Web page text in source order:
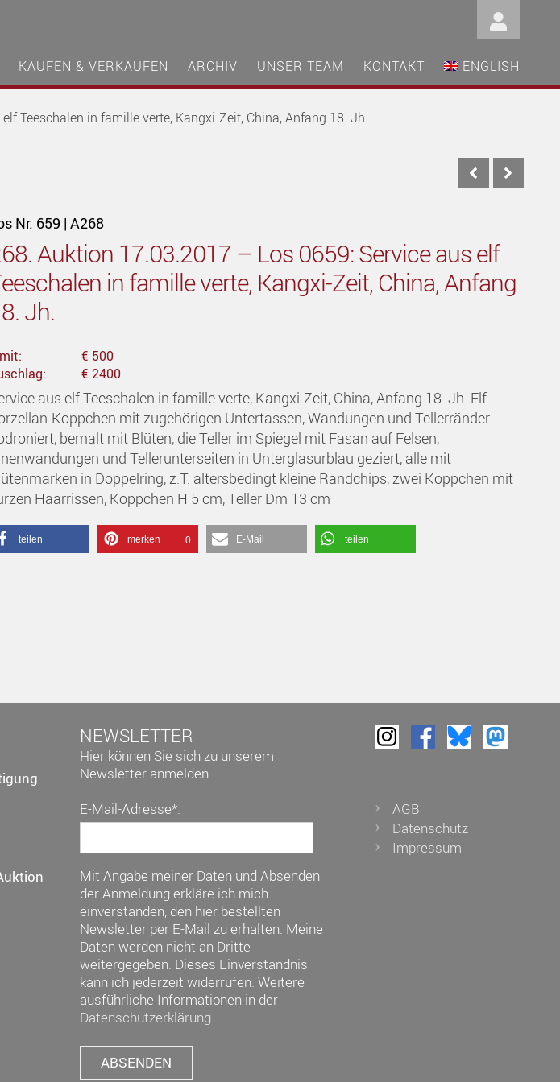
KAUFEN & VERKAUFEN ARCHIV UNSER TEAM KONTAKT ENGLISH
Teeschalen in famille verte, Kangxi-Zeit, China, Anfang 18. Jh.
Nr. 659 | A268
Auktion 17.03.2017 – Los 0659: Service aus elf
in famille verte, Kangxi-Zeit, China, Anfang
Jh.
€ 500
€ 2400
aus elf Teeschalen in famille verte, Kangxi-Zeit, China, Anfang 18. Jh. Elf
Koppchen mit zugehörigen Untertassen, Wandungen und Tellerränder
bemalt mit Blüten, die Teller im Spiegel mit Fasan auf Felsen,
und Tellerunterseiten in Unterglasurblau geziert, alle mit
in Doppelring, z.T. altersbedingt kleine Randchips, zwei Koppchen mit
Haarrissen, Koppchen H 5 cm, Teller Dm 13 cm
teilen merken 0 E-Mail teilen
NEWSLETTER
Hier können Sie sich zu unserem
Newsletter anmelden.
E-Mail-Adresse*:
Mit Angabe meiner Daten und Absenden
der Anmeldung erkläre ich mich
einverstanden, den hier bestellten
Newsletter per E-Mail zu erhalten. Meine
Daten werden nicht an Dritte
weitergegeben. Dieses Einverständnis
kann ich jederzeit widerrufen. Weitere
ausführliche Informationen in der
Datenschutzerklärung
AGB
Datenschutz
Impressum